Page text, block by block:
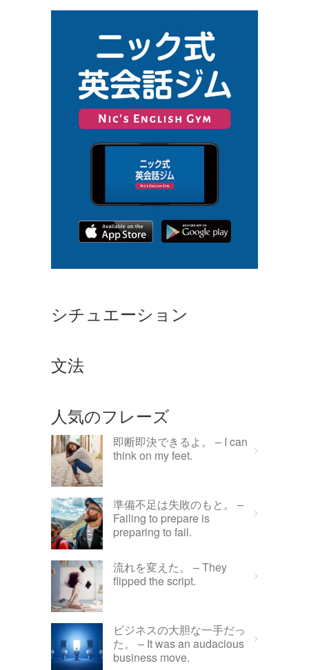
シチュエーション
文法
人気のフレーズ
即断即決できるよ。 – I can
think on my feet.
準備不足は失敗のもと。 –
Failing to prepare is
preparing to fail.
流れを変えた。 – They
flipped the script.
ビジネスの大胆な一手だっ
た。 – It was an audacious
business move.